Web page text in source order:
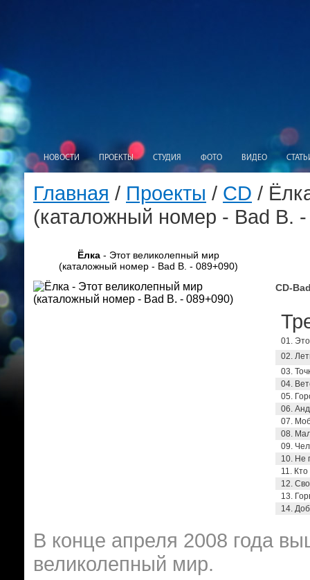
НОВОСТИ ПРОЕКТЫ СТУДИЯ ФОТО ВИДЕО
Главная / Проекты / CD /
(каталожный номер - Bad B.
Ёлка- Этот великолепный мир
(каталожный номер - Bad B. - 089+090)
CD-
01.
02.
03.
04.
05.
06.
07.
08.
09.
10. Не
11.
12.
13.
14.
В конце апреля 2008 года
великолепный мир.